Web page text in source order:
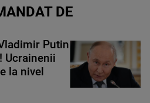
DE
Putin
Ucrainenii
la nivel